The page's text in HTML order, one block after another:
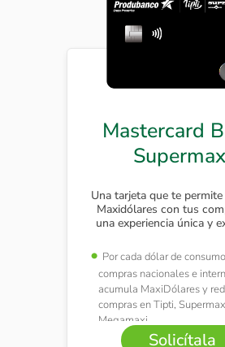
Mastercard
Una tarjeta que te
Maxidólares con tus
una experiencia única y
Por cada dólar de
compras nacionales e
acumula MaxiDólares y
compras en Tipti,
Megamaxi.
Solicítala